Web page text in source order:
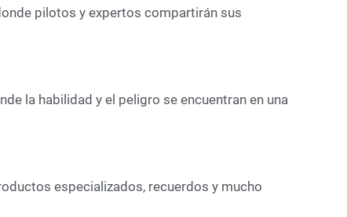
pilotos y expertos compartirán sus
la habilidad y el peligro se encuentran en una
especializados, recuerdos y mucho